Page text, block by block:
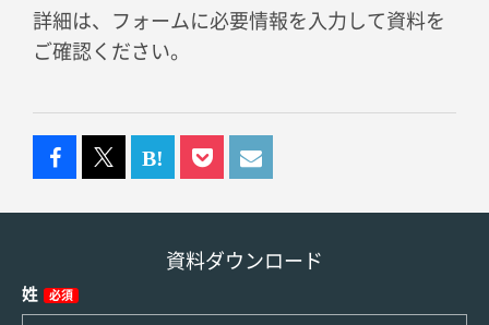
詳細は、フォームに必要情報を入力して資料を
ご確認ください。
資料ダウンロード
姓 必須